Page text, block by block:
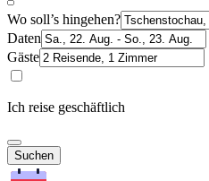
Wo soll’s hingehen?
Daten
Gäste
Ich reise geschäftlich
Suchen